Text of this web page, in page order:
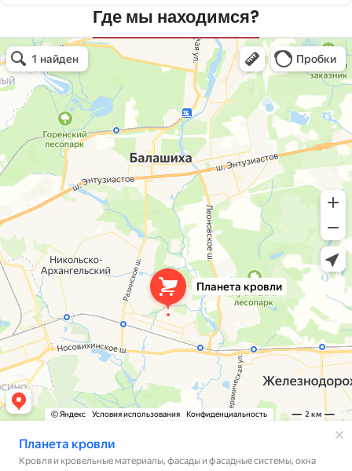
Где мы находимся?
Планета кровли
Кровля и кровельные материалы в Балашихе
Окна в Балашихе